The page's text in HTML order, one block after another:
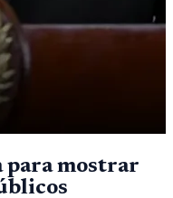
para mostrar